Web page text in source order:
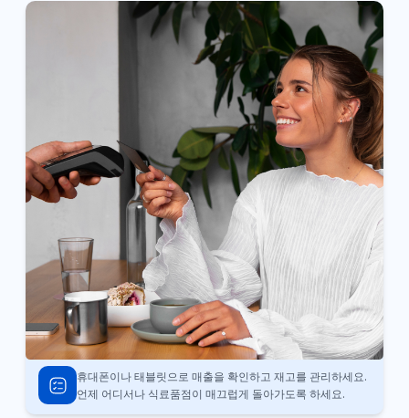
휴대폰이나 태블릿으로 매출을 확인하고 재고를 관리하세요.
언제 어디서나 식료품점이 매끄럽게 돌아가도록 하세요.